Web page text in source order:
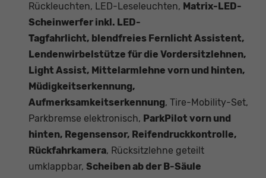
Rückleuchten, LED-Leseleuchten, Matrix-LED-
Scheinwerfer inkl. LED-
Tagfahrlicht, blendfreies Fernlicht Assistent,
Lendenwirbelstütze für die Vordersitzlehnen,
Light Assist, Mittelarmlehne vorn und hinten,
Müdigkeitserkennung,
Aufmerksamkeitserkennung, Tire-Mobility-Set,
Parkbremse elektronisch, ParkPilot vorn und
hinten, Regensensor, Reifendruckkontrolle,
Rückfahrkamera, Rücksitzlehne geteilt
umklappbar, Scheiben ab der B-Säule